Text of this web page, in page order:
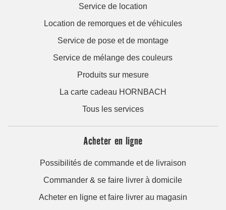
Service de location
Location de remorques et de véhicules
Service de pose et de montage
Service de mélange des couleurs
Produits sur mesure
La carte cadeau HORNBACH
Tous les services
Acheter en ligne
Possibilités de commande et de livraison
Commander & se faire livrer à domicile
Acheter en ligne et faire livrer au magasin